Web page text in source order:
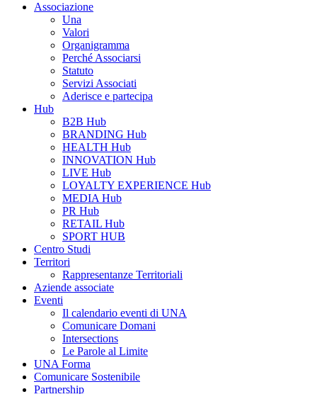
Associazione
Una
Valori
Organigramma
Perché Associarsi
Statuto
Servizi Associati
Aderisce e partecipa
Hub
B2B Hub
BRANDING Hub
HEALTH Hub
INNOVATION Hub
LIVE Hub
LOYALTY EXPERIENCE Hub
MEDIA Hub
PR Hub
RETAIL Hub
SPORT HUB
Centro Studi
Territori
Rappresentanze Territoriali
Aziende associate
Eventi
Il calendario eventi di UNA
Comunicare Domani
Intersections
Le Parole al Limite
UNA Forma
Comunicare Sostenibile
Partnership